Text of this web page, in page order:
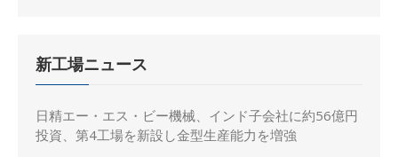
新工場ニュース
日精エー・エス・ビー機械、インド子会社に約56億円
投資、第4工場を新設し金型生産能力を増強